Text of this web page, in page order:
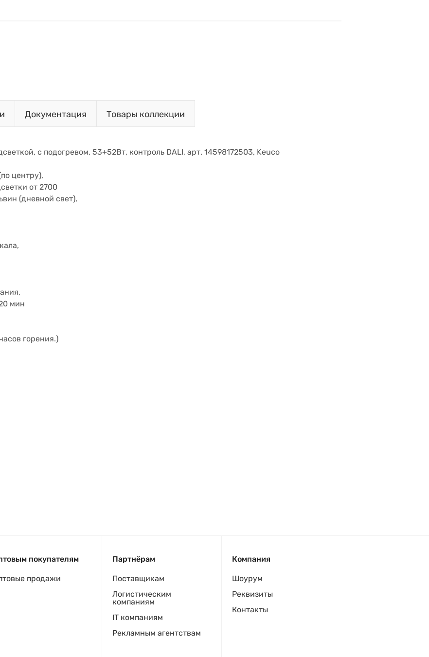
Документация Товары коллекции
с подогревом, 53+52Вт, контроль DALI, арт. 14598172503, Keuco
центру),
от 2700
(дневной свет),
мин
горения.)
покупателям
продажи
Партнёрам
Поставщикам
Логистическим
компаниям
IT компаниям
Рекламным агентствам
Компания
Шоурум
Реквизиты
Контакты